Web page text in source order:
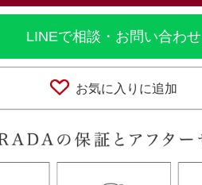
LINEで相談・お問い合わせ
お気に入りに追加